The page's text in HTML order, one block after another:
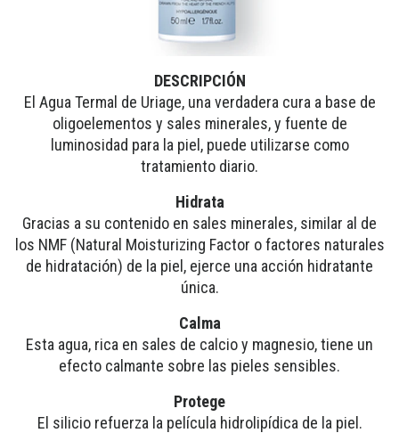
DESCRIPCIÓN
El Agua Termal de Uriage, una verdadera cura a base de
oligoelementos y sales minerales, y fuente de
luminosidad para la piel, puede utilizarse como
tratamiento diario.
Hidrata
Gracias a su contenido en sales minerales, similar al de
los NMF (Natural Moisturizing Factor o factores naturales
de hidratación) de la piel, ejerce una acción hidratante
única.
Calma
Esta agua, rica en sales de calcio y magnesio, tiene un
efecto calmante sobre las pieles sensibles.
Protege
El silicio refuerza la película hidrolipídica de la piel.